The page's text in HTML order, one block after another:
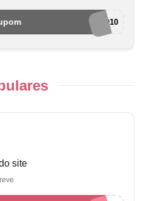
DESCONTO10
site